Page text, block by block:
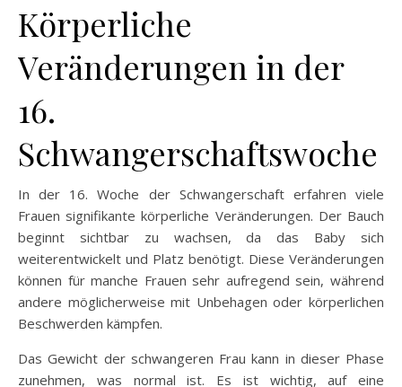
Körperliche
Veränderungen in der
16.
Schwangerschaftswoche
In der 16. Woche der Schwangerschaft erfahren viele
Frauen signifikante körperliche Veränderungen. Der Bauch
beginnt sichtbar zu wachsen, da das Baby sich
weiterentwickelt und Platz benötigt. Diese Veränderungen
können für manche Frauen sehr aufregend sein, während
andere möglicherweise mit Unbehagen oder körperlichen
Beschwerden kämpfen.
Das Gewicht der schwangeren Frau kann in dieser Phase
zunehmen, was normal ist. Es ist wichtig, auf eine